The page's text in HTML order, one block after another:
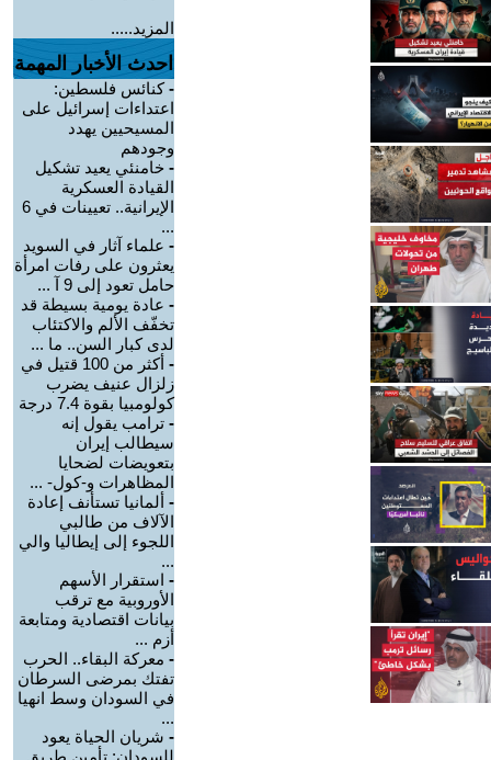
المزيد.....
احدث الأخبار المهمة
-كنائس فلسطين:
اعتداءات إسرائيل على
المسيحيين يهدد
وجودهم
- خامنئي يعيد تشكيل
القيادة العسكرية
الإيرانية.. تعيينات في 6
...
- علماء آثار في السويد
يعثرون على رفات امرأة
حامل تعود إلى 9 آ ...
- عادة يومية بسيطة قد
تخفّف الألم والاكتئاب
لدى كبار السن.. ما ...
-
أكثر من 100 قتيل في
زلزال عنيف يضرب
كولومبيا بقوة 7.4 درجة
- ترامب يقول إنه
سيطالب إيران
بتعويضات لضحايا
المظاهرات و-كول- ...
- ألمانيا تستأنف إعادة
الآلاف من طالبي
اللجوء إلى إيطاليا والي
...
- استقرار الأسهم
الأوروبية مع ترقب
بيانات اقتصادية ومتابعة
أزم ...
- معركة البقاء.. الحرب
تفتك بمرضى السرطان
في السودان وسط انهيا
...
- شريان الحياة يعود
للسودان: تأمين طريق